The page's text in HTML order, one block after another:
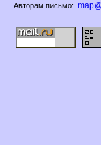
Авторам письмо: